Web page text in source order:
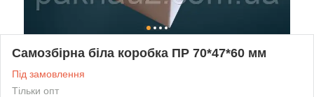
Самозбірна біла коробка ПР 70*47*60 мм
Під замовлення
Тільки опт